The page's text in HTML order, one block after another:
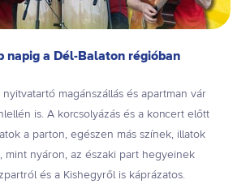
napig a Dél-Balaton régióban
magánszállás és apartman vár
is. A korcsolyázás és a koncert előtt
a parton, egészen más színek, illatok
mint nyáron, az északi part hegyeinek
és a Kishegyről is káprázatos.